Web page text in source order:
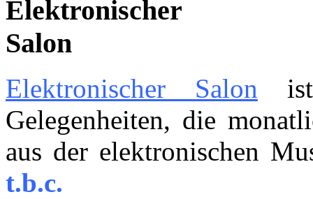
Elektronischer Salon ist
Gelegenheiten, die
aus der elektronischen
t.b.c.